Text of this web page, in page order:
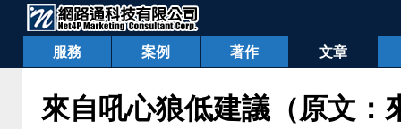
服務 案例 著作 文章
來自吼心狼低建議（原文：